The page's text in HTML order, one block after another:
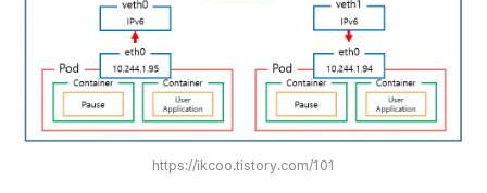
https://ikcoo.tistory.com/101